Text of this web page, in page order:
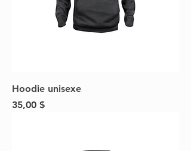
Hoodie unisexe
Prix
35,00 $